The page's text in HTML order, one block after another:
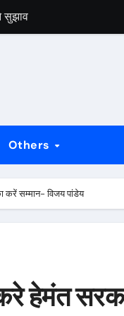
सुझाव
कैनवास की छात्राओं ने
सुदेश महतो ने सरकार को
नेताजी सुभाष मैदान से
Others
करें सम्मान- विजय पांडेय
हेमंत